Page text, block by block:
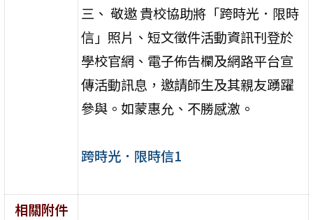
三、 敬邀 貴校協助將「跨時光．限時
信」照片、短文徵件活動資訊刊登於
學校官網、電子佈告欄及網路平台宣
傳活動訊息，邀請師生及其親友踴躍
參與。如蒙惠允、不勝感激。
跨時光．限時信1
相關附件